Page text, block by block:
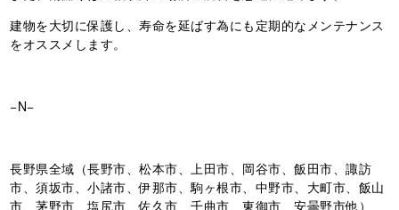
建物を大切に保護し、寿命を延ばす為にも定期的なメンテナンス
をオススメします。
−N−
長野県全域（長野市、松本市、上田市、岡谷市、飯田市、諏訪
市、須坂市、小諸市、伊那市、駒ヶ根市、中野市、大町市、飯山
市、茅野市、塩尻市、佐久市、千曲市、東御市、安曇野市他）